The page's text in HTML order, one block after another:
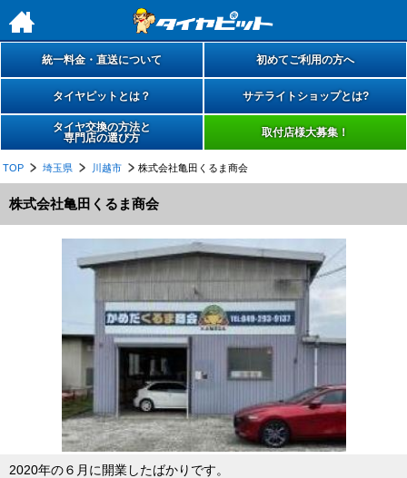
h
統一料金・直送について 初めてご利用の方へ
タイヤピットとは？ サテライトショップとは?
タイヤ交換の方法と
専門店の選び方
取付店様大募集！
TOP 埼玉県 川越市 株式会社亀田くるま商会
株式会社亀田くるま商会
2020年の６月に開業したばかりです。